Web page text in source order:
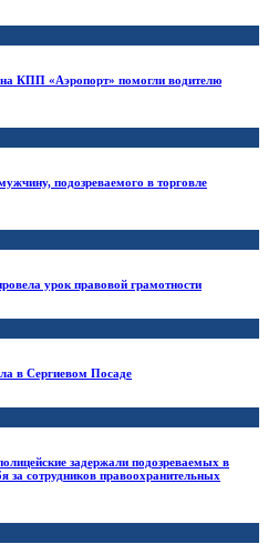
КПП «Аэропорт» помогли водителю
подозреваемого в торговле
урок правовой грамотности
в Сергиевом Посаде
задержали подозреваемых в
за сотрудников правоохранительных